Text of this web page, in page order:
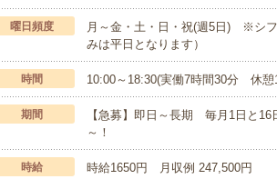
曜日頻度
月～金・土・日・祝(週5日) ※シ
みは平日となります）
時間 10:00～18:30(実働7時間30分 休憩
期間
【急募】即日～長期 毎月1日と
～！
時給 時給1650円 月収例 247,500円